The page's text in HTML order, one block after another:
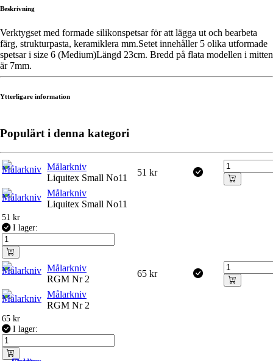
Beskrivning
Verktygset med formade silikonspetsar för att lägga ut och bearbeta
färg, strukturpasta, keramiklera mm.Setet innehåller 5 olika utformade
spetsar i size 6 (Medium)Längd 23cm. Bredd på flata modellen i mitten
är 7mm.
Ytterligare information
Populärt i denna kategori
Målarkniv
Liquitex Small No11
51 kr
Målarkniv
Liquitex Small No11
51 kr
I lager:
Målarkniv
RGM Nr 2
65 kr
Målarkniv
RGM Nr 2
65 kr
I lager: